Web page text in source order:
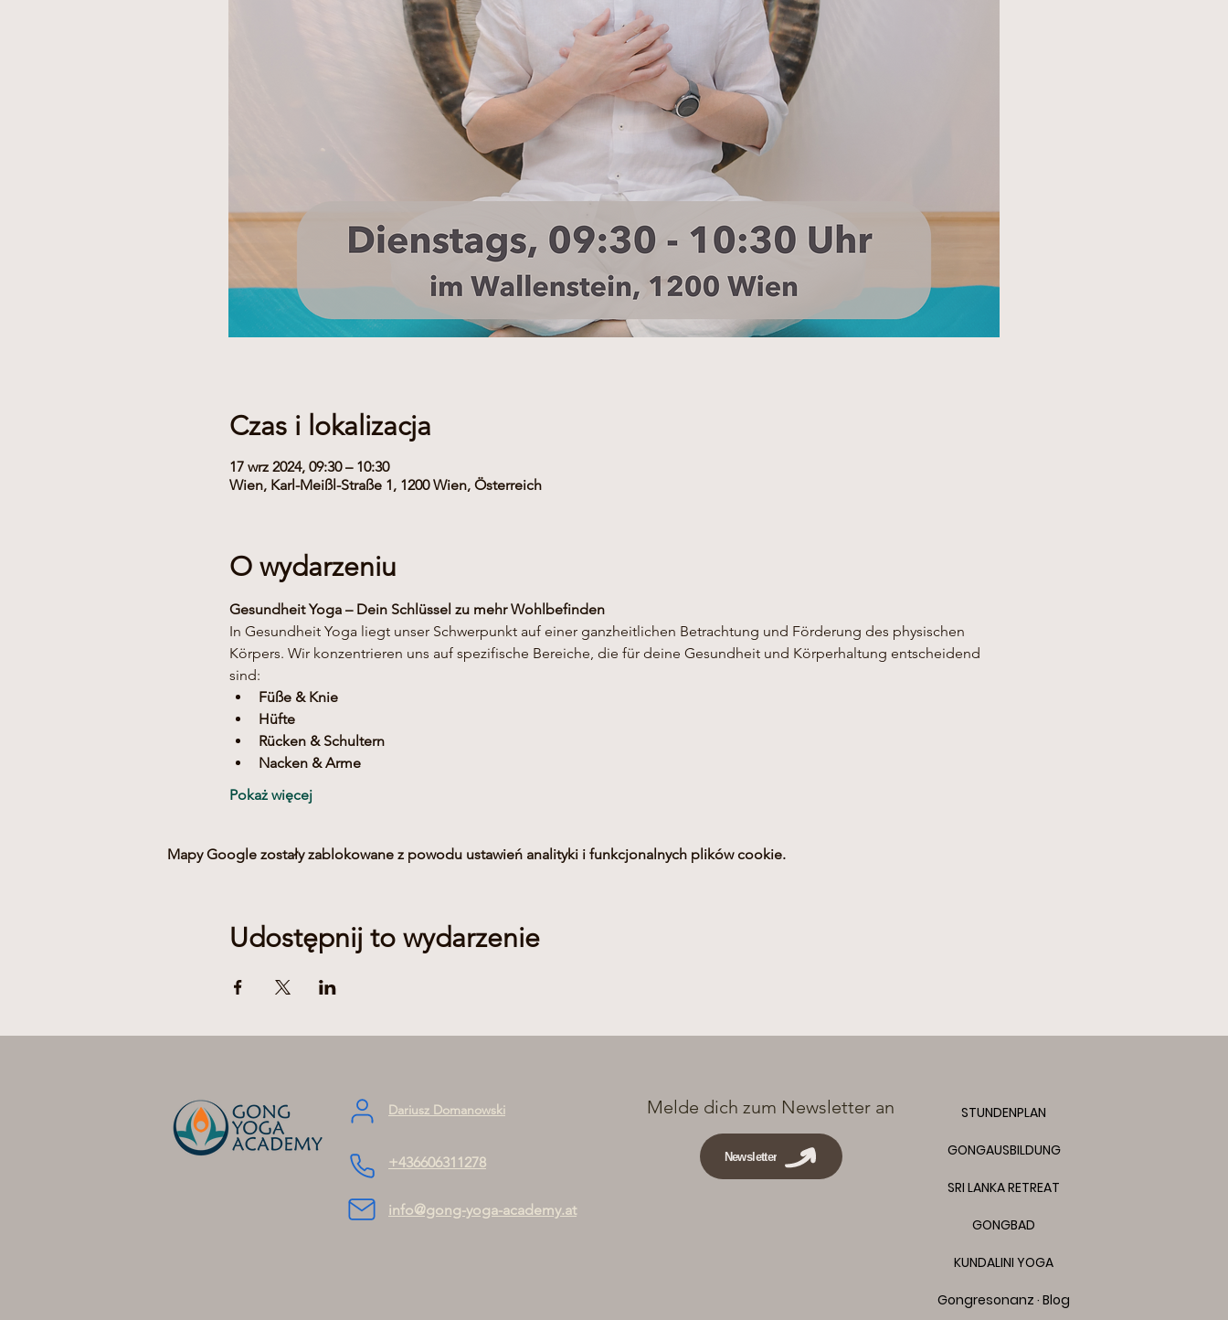
Czas i lokalizacja
17 wrz 2024, 09:30 – 10:30
Wien, Karl-Meißl-Straße 1, 1200 Wien, Österreich
O wydarzeniu
Gesundheit Yoga – Dein Schlüssel zu mehr Wohlbefinden
In Gesundheit Yoga liegt unser Schwerpunkt auf einer ganzheitlichen Betrachtung und Förderung des physischen
Körpers. Wir konzentrieren uns auf spezifische Bereiche, die für deine Gesundheit und Körperhaltung entscheidend
sind:
Füße & Knie
Hüfte
Rücken & Schultern
Nacken & Arme
Pokaż więcej
Mapy Google zostały zablokowane z powodu ustawień analityki i funkcjonalnych plików cookie.
Udostępnij to wydarzenie
Dariusz Domanowski
+436606311278
info@gong-yoga-academy.at
Melde dich zum Newsletter an
Newsletter
STUNDENPLAN
GONGAUSBILDUNG
SRI LANKA RETREAT
GONGBAD
KUNDALINI YOGA
Gongresonanz · Blog